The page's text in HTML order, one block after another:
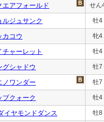
エアフォールド せん
ルジュサンク 牡4
カコウ 牝4
チャーレット 牡4
グシャドウ 牡7
ノワンダー 牡7
プクォーク 牡4
イヤモンドダンス 牡8